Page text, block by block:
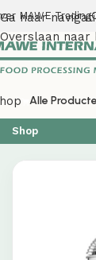
Ga naar
Overslaan naar
MAWE Trading
Alle
Shop